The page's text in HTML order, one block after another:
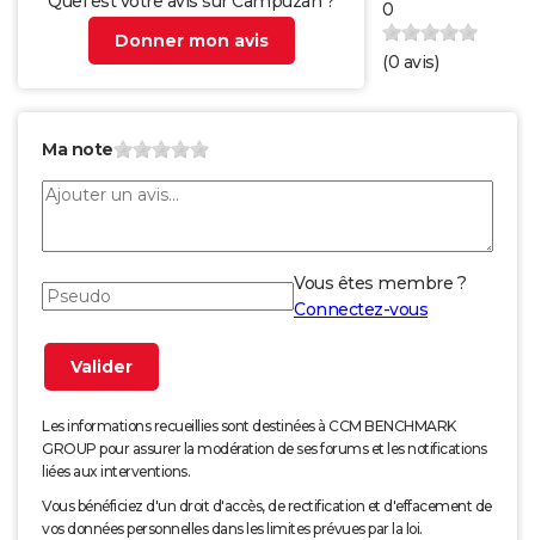
Donner mon avis
0
(0 avis)
Ma note
Vous êtes membre ?
Connectez-vous
Les informations recueillies sont destinées à CCM BENCHMARK
GROUP pour assurer la modération de ses forums et les notifications
liées aux interventions.
Vous bénéficiez d'un droit d'accès, de rectification et d'effacement de
vos données personnelles dans les limites prévues par la loi.